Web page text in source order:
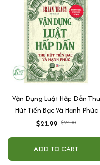
Vận Dụng Luật Hấp Dẫn Thu
Hút Tiền Bạc Và Hạnh Phúc
$21.99 $24.00
ADD TO CART